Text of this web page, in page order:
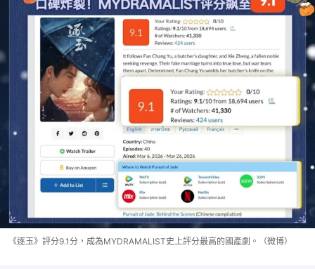
《逐玉》評分9.1分，成為MYDRAMALIST史上評分最高的國產劇。（微博）